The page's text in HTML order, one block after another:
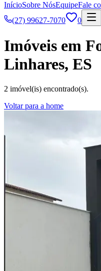
InícioSobre NósEquipeFale
(27) 99627-7070
0
Imóveis em
Linhares, ES
2 imóvel(is) encontrado(s).
Voltar para a home